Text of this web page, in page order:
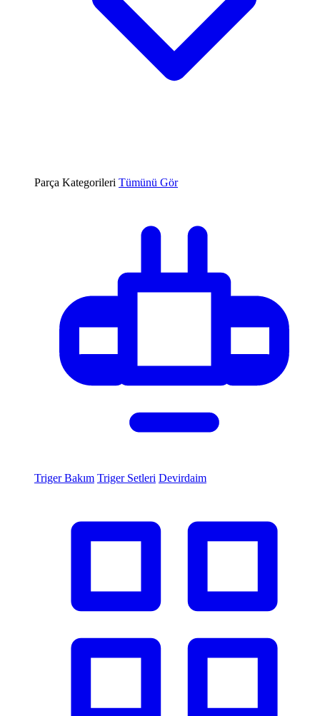
Parça Kategorileri Tümünü Gör
Triger Bakım Triger Setleri Devirdaim